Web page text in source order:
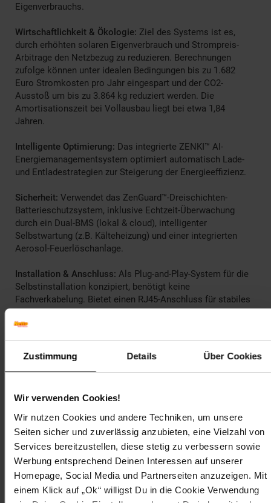
Zustimmung Details Über Cookies
Wir verwenden Cookies!
Wir nutzen Cookies und andere Techniken, um unsere
Seiten sicher und zuverlässig anzubieten, eine Vielzahl von
Services bereitzustellen, diese stetig zu verbessern sowie
Werbung entsprechend Deinen Interessen auf unserer
Homepage, Social Media und Partnerseiten anzuzeigen. Mit
einem Klick auf „Ok“ willigst Du in die Cookie Verwendung
Eigenverbrauchs.
Wirtschaftlichkeit & Ökologie: Ziel des Systems ist es,
durch erhöhten solaren Eigenverbrauch und Strompreis-
Arbitrage den Netzbezug zu reduzieren. Berechnungen
zufolge können unter idealen Bedingungen bis zu 1.682
Euro Stromkosten pro Jahr eingespart und der CO2-
Ausstoß um bis zu 3.864 kg reduziert werden. Die
Amortisationszeit bei Vollausbau liegt bei etwa 1,84
Jahren.
Intelligente Optimierung: Das integrierte ZENKI™ AI-
Energiemanagementsystem optimiert automatisch Lade-
und Entladestrategien zur Steigerung der Energieeffizienz.
Sicherheit: Verwendet das ZenGuard™-Dreischichten-
Batterieschutzsystem, inklusive Echtzeit-Überwachung
durch ein Dual-BMS (lokal & cloud), intelligenter
Selbstwartung (z.B. Kälteheizung) und einer integrierten
Aerosol-Feuerlöschanlage.
Installation & Anschluss: Als Plug-and-Play-System für die
Selbstinstallation konzipiert, benötigt keine
Fachverkabelung. Bietet einen RJ45-Anschluss für stabiles
Smart-Meter-Monitoring und eine netzunabhängige
Notstromversorgung mit bis zu 1600VA.
Smarthome-Integration:
Fungiert als erweitertes Heim-
Energiemanagement-System (HEMS) zur zentralen
Steuerung von PV, Speicher und Lasten. Kompatibel mit den
Energieversorgern. Unterstützt die Integration in
Plattformen wie Home Assistant über MQTT und schützt
bestehende Investitionen in Drittanbieter-Stromzähler.
Zendure AB2000L:
Extrem hohe Sicherheit: Der AB2000L verfügt über ein
integriertes Aerosol-Feuerlöschsystem, das die Sicherheit
der Batterie erheblich verbessert und einen sorgenfreien